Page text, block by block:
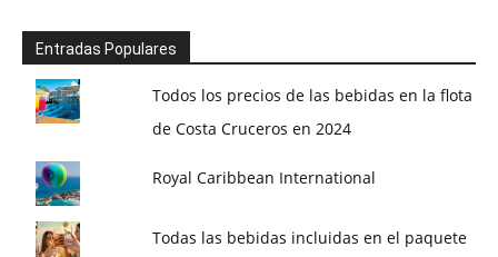
Entradas Populares
Todos los precios de las bebidas en la flota
de Costa Cruceros en 2024
Royal Caribbean International
Todas las bebidas incluidas en el paquete